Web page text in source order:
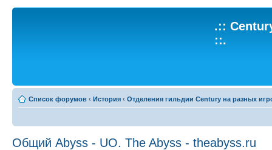
.::
::.
Список форумов ‹ История ‹ Отделения гильдии Century на разных
Общий Abyss - UO. The Abyss - theabyss.ru